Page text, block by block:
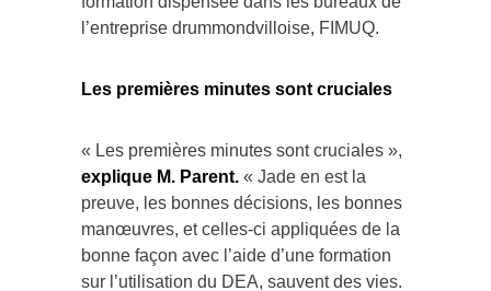
l’entreprise drummondvilloise, FIMUQ.
Les premières minutes sont cruciales
« Les premières minutes sont cruciales »,
explique M. Parent. « Jade en est la
preuve, les bonnes décisions, les bonnes
manœuvres, et celles-ci appliquées de la
bonne façon avec l’aide d’une formation
sur l’utilisation du DEA, sauvent des vies.